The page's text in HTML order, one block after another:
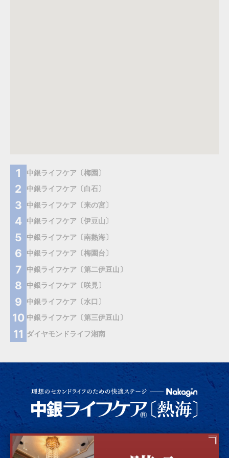
中銀ライフケア〔梅園〕
中銀ライフケア〔白石〕
中銀ライフケア〔来の宮〕
中銀ライフケア〔伊豆山〕
中銀ライフケア〔南熱海〕
中銀ライフケア〔梅園台〕
中銀ライフケア〔第二伊豆山〕
中銀ライフケア〔咲見〕
中銀ライフケア〔水口〕
中銀ライフケア〔第三伊豆山〕
ダイヤモンドライフ湘南